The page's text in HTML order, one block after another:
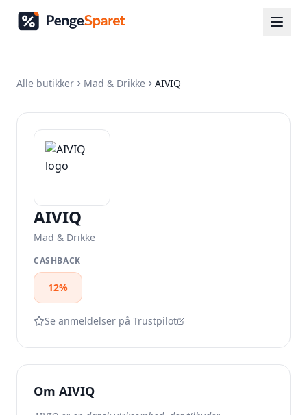
Alle butikker Mad & Drikke AIVIQ
AIVIQ
Mad & Drikke
CASHBACK
12%
Se anmeldelser på Trustpilot
Om AIVIQ